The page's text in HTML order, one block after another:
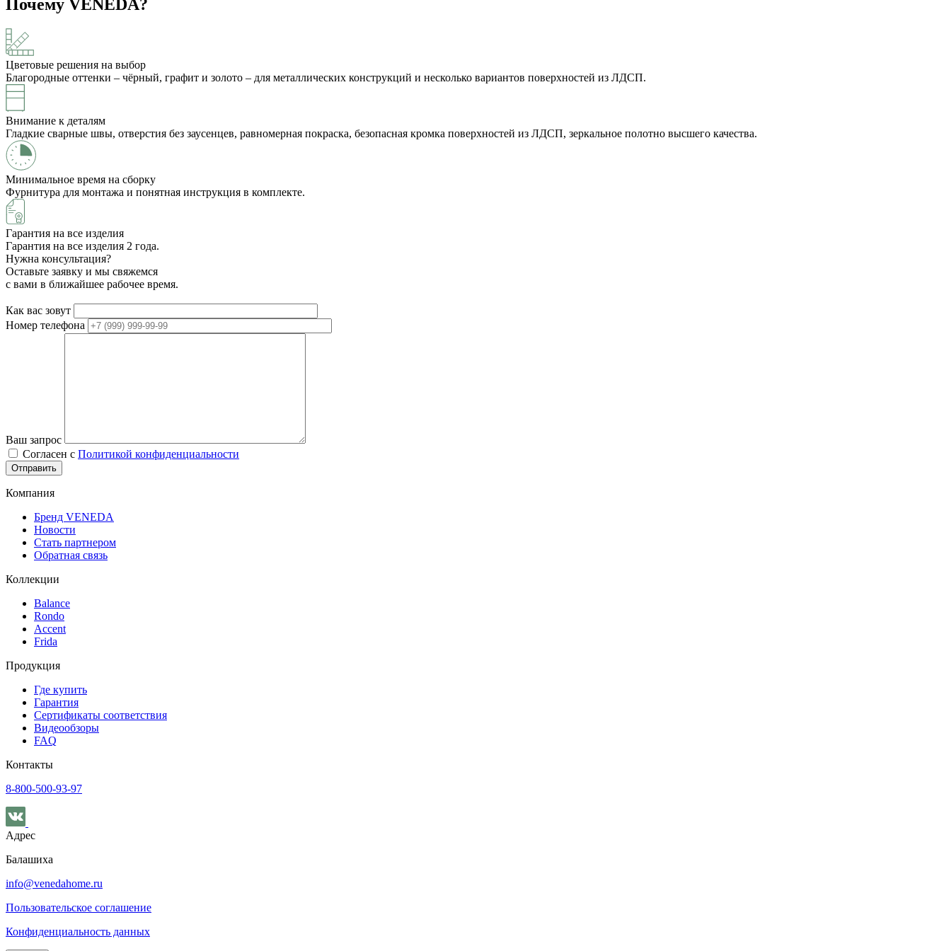
Почему VENEDA?
Цветовые решения на выбор
Благородные оттенки – чёрный, графит и золото – для металлических конструкций и несколько вариантов поверхностей из ЛДСП.
Внимание к деталям
Гладкие сварные швы, отверстия без заусенцев, равномерная покраска, безопасная кромка поверхностей из ЛДСП, зеркальное полотно высшего качества.
Минимальное время на сборку
Фурнитура для монтажа и понятная инструкция в комплекте.
Гарантия на все изделия
Гарантия на все изделия 2 года.
Нужна консультация?
Оставьте заявку и мы свяжемся
с вами в ближайшее рабочее время.
Как вас зовут
Номер телефона
Ваш запрос
Согласен с Политикой конфиденциальности
Компания
Бренд VENEDA
Новости
Стать партнером
Обратная связь
Коллекции
Balance
Rondo
Accent
Frida
Продукция
Где купить
Гарантия
Сертификаты соответствия
Видеообзоры
FAQ
Контакты
8-800-500-93-97
Адрес
Балашиха
info@venedahome.ru
Пользовательское соглашение
Конфиденциальность данных